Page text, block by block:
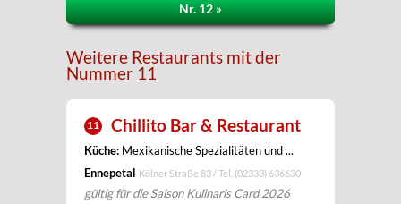
Nr. 12 »
Weitere Restaurants mit der
Nummer 11
11 Chillito Bar & Restaurant
Küche: Mexikanische Spezialitäten und ...
Ennepetal Kölner Straße 83 / Tel. (02333) 636630
gültig für die Saison Kulinaris Card 2026